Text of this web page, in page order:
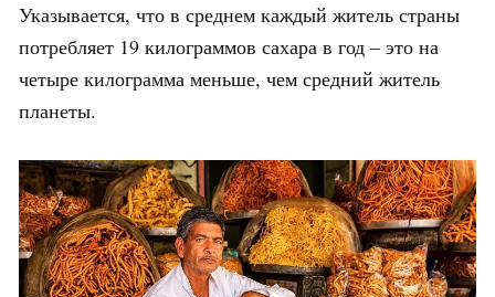
Указывается, что в среднем каждый житель страны
потребляет 19 килограммов сахара в год – это на
четыре килограмма меньше, чем средний житель
планеты.